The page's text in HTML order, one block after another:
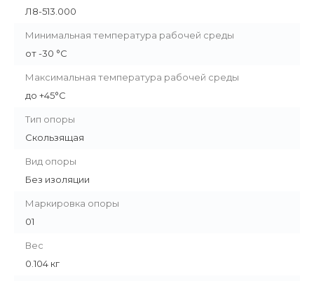
Л8-513.000
Минимальная температура рабочей среды
от -30 °С
Максимальная температура рабочей среды
до +45°С
Тип опоры
Скользящая
Вид опоры
Без изоляции
Маркировка опоры
01
Вес
0.104 кг